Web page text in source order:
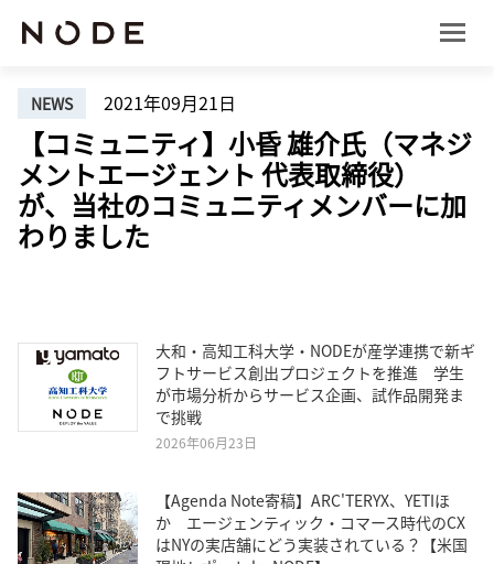
NEWS 2021年09月21日
【コミュニティ】小昏 雄介氏（マネジ
メントエージェント 代表取締役）
が、当社のコミュニティメンバーに加
わりました
大和・高知工科大学・NODEが産学連携で新ギ
フトサービス創出プロジェクトを推進 学生
が市場分析からサービス企画、試作品開発ま
で挑戦
2026年06月23日
【Agenda Note寄稿】ARC'TERYX、YETIほ
か エージェンティック・コマース時代のCX
はNYの実店舗にどう実装されている？【米国